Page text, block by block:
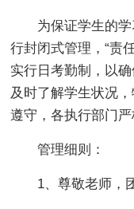
为保证学生的
行封闭式管理，“责
实行日考勤制，以
及时了解学生状况
遵守，各执行部门严
管理细则：
1、尊敬老师，